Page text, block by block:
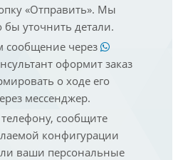
«Отправить». Мы
бы уточнить детали.
через
оформит заказ
о ходе его
мессенджер.
сообщите
конфигурации
ваши персональные